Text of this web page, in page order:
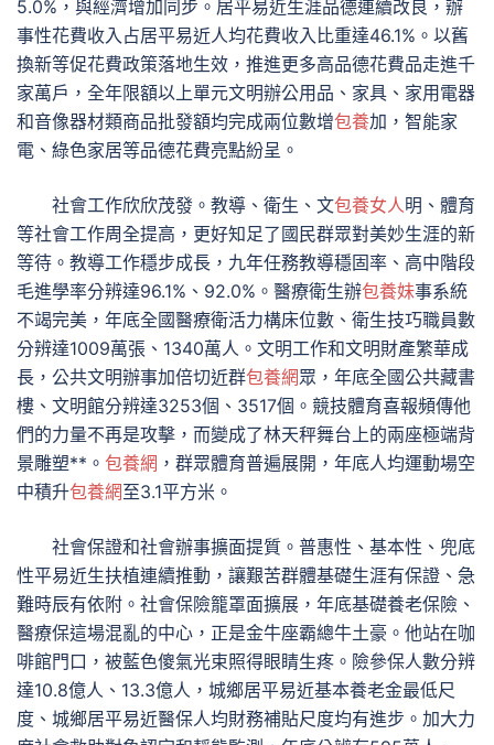
5.0%，與經濟增加同步。居平易近生涯品德連續改良，辦
事性花費收入占居平易近人均花費收入比重達46.1%。以舊
換新等促花費政策落地生效，推進更多高品德花費品走進千
家萬戶，全年限額以上單元文明辦公用品、家具、家用電器
和音像器材類商品批發額均完成兩位數增包養加，智能家
電、綠色家居等品德花費亮點紛呈。
社會工作欣欣茂發。教導、衛生、文包養女人明、體育
等社會工作周全提高，更好知足了國民群眾對美妙生涯的新
等待。教導工作穩步成長，九年任務教導穩固率、高中階段
毛進學率分辨達96.1%、92.0%。醫療衛生辦包養妹事系統
不竭完美，年底全國醫療衛活力構床位數、衛生技巧職員數
分辨達1009萬張、1340萬人。文明工作和文明財產繁華成
長，公共文明辦事加倍切近群包養網眾，年底全國公共藏書
樓、文明館分辨達3253個、3517個。競技體育喜報頻傳他
們的力量不再是攻擊，而變成了林天秤舞台上的兩座極端背
景雕塑**。 包養網 ，群眾體育普遍展開，年底人均運動場空
中積升包養網至3.1平方米。
社會保證和社會辦事擴面提質。普惠性、基本性、兜底
性平易近生扶植連續推動，讓艱苦群體基礎生涯有保證、急
難時辰有依附。社會保險籠罩面擴展，年底基礎養老保險、
醫療保這場混亂的中心，正是金牛座霸總牛土豪。他站在咖
啡館門口，被藍色傻氣光束照得眼睛生疼。險參保人數分辨
達10.8億人、13.3億人，城鄉居平易近基本養老金最低尺
度、城鄉居平易近醫保人均財務補貼尺度均有進步。加大力